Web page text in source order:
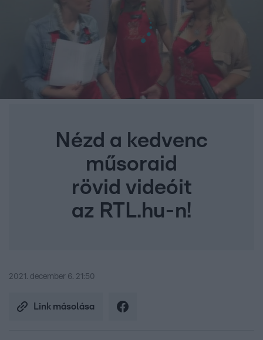
Nézd a kedvenc
műsoraid
rövid videóit
az RTL.hu-n!
2021. december 6. 21:50
Link másolása